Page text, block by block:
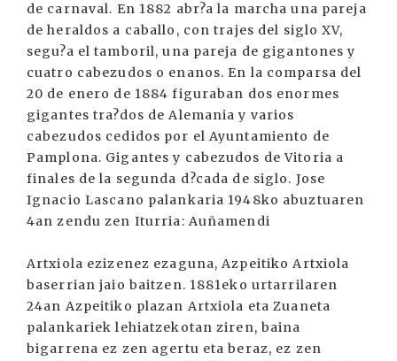
de carnaval. En 1882 abr?a la marcha una pareja
de heraldos a caballo, con trajes del siglo XV,
segu?a el tamboril, una pareja de gigantones y
cuatro cabezudos o enanos. En la comparsa del
20 de enero de 1884 figuraban dos enormes
gigantes tra?dos de Alemania y varios
cabezudos cedidos por el Ayuntamiento de
Pamplona. Gigantes y cabezudos de Vitoria a
finales de la segunda d?cada de siglo. Jose
Ignacio Lascano palankaria 1948ko abuztuaren
4an zendu zen Iturria: Auñamendi
Artxiola ezizenez ezaguna, Azpeitiko Artxiola
baserrian jaio baitzen. 1881eko urtarrilaren
24an Azpeitiko plazan Artxiola eta Zuaneta
palankariek lehiatzekotan ziren, baina
bigarrena ez zen agertu eta beraz, ez zen